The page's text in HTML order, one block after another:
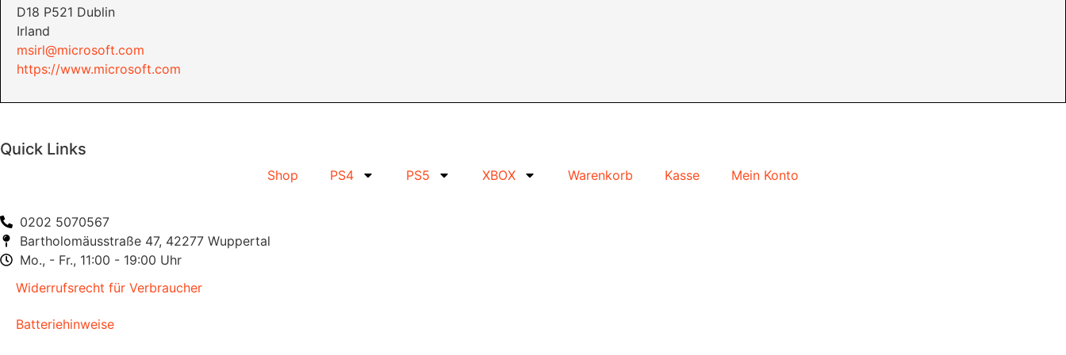
D18 P521 Dublin
Irland
msirl@microsoft.com
https://www.microsoft.com
Quick Links
Shop PS4 PS5 XBOX Warenkorb Kasse Mein Konto
0202 5070567
Bartholomäusstraße 47, 42277 Wuppertal
Mo., - Fr., 11:00 - 19:00 Uhr
Widerrufsrecht für Verbraucher
Batteriehinweise